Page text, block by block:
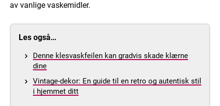
av vanlige vaskemidler.
Les også…
Denne klesvaskfeilen kan gradvis skade klærne
dine
Vintage-dekor: En guide til en retro og autentisk stil
i hjemmet ditt